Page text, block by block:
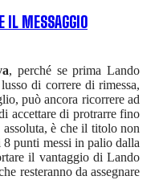
IL MESSAGGIO
, perché se prima Lando
di correre di rimessa,
può ancora ricorrere ad
accettare di protrarre fino
è che il titolo non
8 punti messi in palio dalla
il vantaggio di Lando
resteranno da assegnare